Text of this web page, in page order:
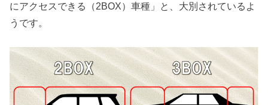
にアクセスできる（2BOX）車種」と、大別されているよ
うです。